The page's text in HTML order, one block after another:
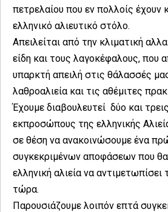
πετρελαίου που εν πολλοίς έχουν
ελληνικό αλιευτικό στόλο.
Απειλείται από την κλιματική
είδη και τους λαγοκέφαλους, που
υπαρκτή απειλή στις θάλασσές
λαθροαλιεία και τις αθέμιτες
Έχουμε διαβουλευτεί δύο και
εκπροσώπους της ελληνικής
σε θέση να ανακοινώσουμε ένα
συγκεκριμένων αποφάσεων που θα
ελληνική αλιεία να αντιμετωπίσει
τώρα.
Παρουσιάζουμε λοιπόν επτά